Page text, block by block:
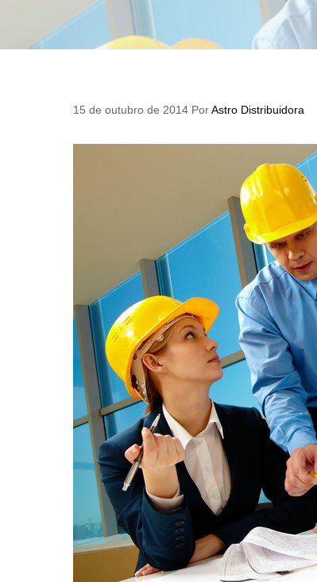
15 de outubro de 2014 Por Astro Distribuidora